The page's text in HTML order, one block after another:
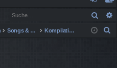
n
m
eg
ist
Songs & Alben Spezial Kompilationen